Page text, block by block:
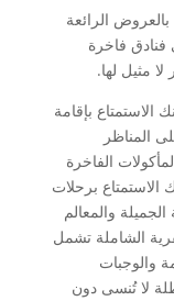
الرائعة
فنادق فاخرة
مثيل لها.
بإقامة
المناظر
الفاخرة
الاستمتاع برحلات
والمعالم
الشاملة تشمل
والوجبات
لا تُنسى دون